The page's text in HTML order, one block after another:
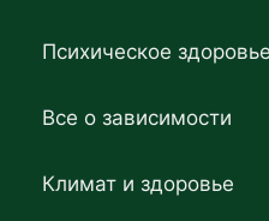
Психическое здоровье
Все о зависимости
Климат и здоровье